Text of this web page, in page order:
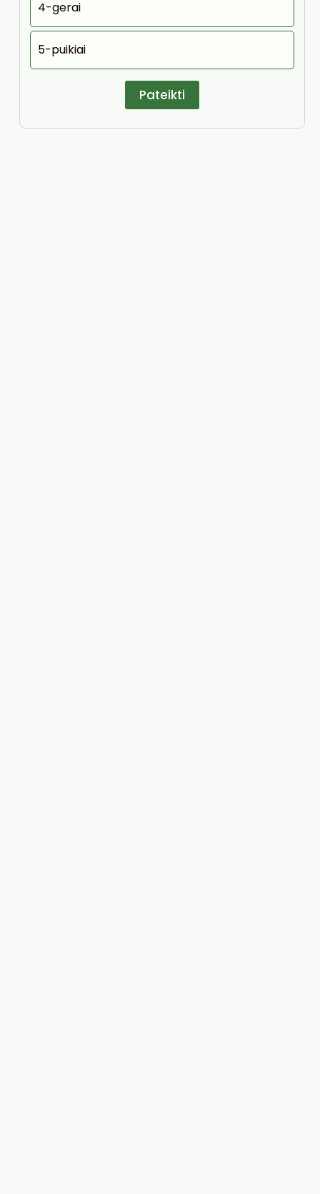
4-gerai
5-puikiai